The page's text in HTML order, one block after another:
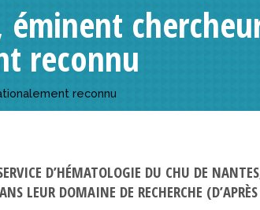
éminent
reconnu
reconnu
D’HÉMATOLOGIE DU CHU DE
LEUR DOMAINE DE RECHERCHE